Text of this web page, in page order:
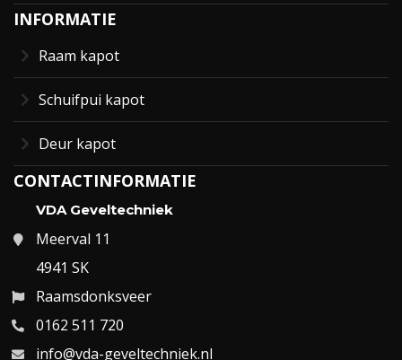
INFORMATIE
Raam kapot
Schuifpui kapot
Deur kapot
CONTACTINFORMATIE
VDA Geveltechniek
Meerval 11
4941 SK
Raamsdonksveer
0162 511 720
info@vda-geveltechniek.nl